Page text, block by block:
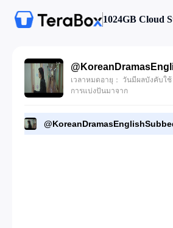
1024GB Cloud
เวลาหมดอายุ： วันมีผลบังคับใช้
การแบ่งปันมาจาก